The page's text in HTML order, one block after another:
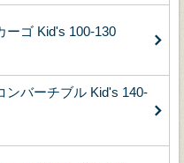
ーゴ Kid's 100-130
ンバーチブル Kid's 140-